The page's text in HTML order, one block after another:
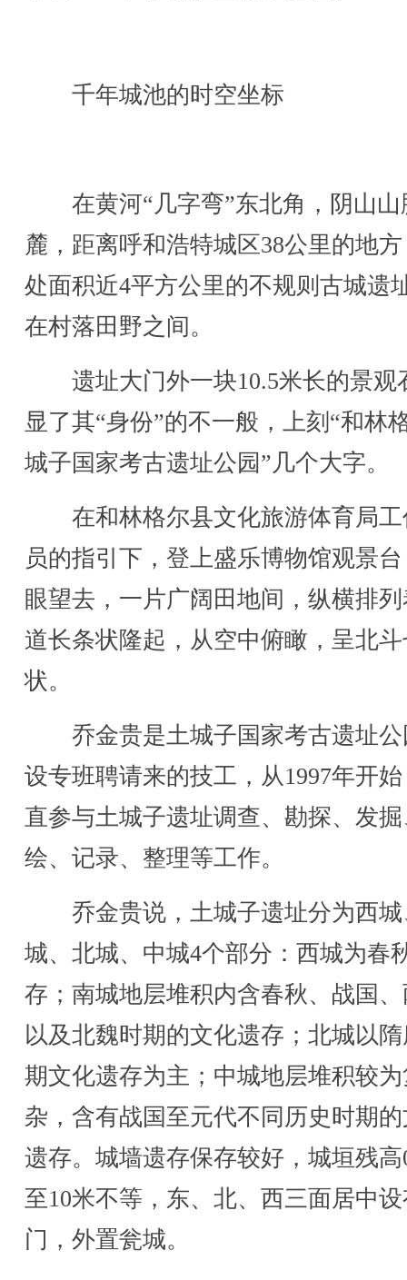
千年城池的时空坐标
在黄河“几字弯”东北角，阴山山
麓，距离呼和浩特城区38公里的地
处面积近4平方公里的不规则古城遗
在村落田野之间。
遗址大门外一块10.5米长的景观
显了其“身份”的不一般，上刻“和林
城子国家考古遗址公园”几个大字。
在和林格尔县文化旅游体育局工
员的指引下，登上盛乐博物馆观景
眼望去，一片广阔田地间，纵横排
道长条状隆起，从空中俯瞰，呈北
状。
乔金贵是土城子国家考古遗址公
设专班聘请来的技工，从1997年开
直参与土城子遗址调查、勘探、发
绘、记录、整理等工作。
乔金贵说，土城子遗址分为西城
城、北城、中城4个部分：西城为春
存；南城地层堆积内含春秋、战国
以及北魏时期的文化遗存；北城以
期文化遗存为主；中城地层堆积较
杂，含有战国至元代不同历史时期
遗存。城墙遗存保存较好，城垣残高
至10米不等，东、北、西三面居中
门，外置瓮城。